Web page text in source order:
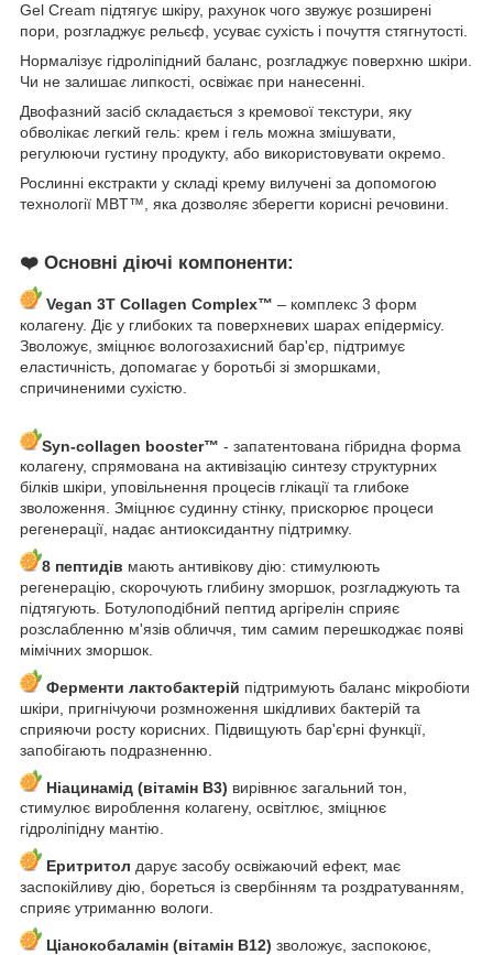
Gel Cream підтягує шкіру, рахунок чого звужує розширені
пори, розгладжує рельєф, усуває сухість і почуття стягнутості.
Нормалізує гідроліпідний баланс, розгладжує поверхню шкіри.
Чи не залишає липкості, освіжає при нанесенні.
Двофазний засіб складається з кремової текстури, яку
обволікає легкий гель: крем і гель можна змішувати,
регулюючи густину продукту, або використовувати окремо.
Рослинні екстракти у складі крему вилучені за допомогою
технології MBT™, яка дозволяє зберегти корисні речовини.
❤️ Основні діючі компоненти:
Vegan 3T Collagen Complex™ – комплекс 3 форм
колагену. Діє у глибоких та поверхневих шарах епідермісу.
Зволожує, зміцнює вологозахисний бар'єр, підтримує
еластичність, допомагає у боротьбі зі зморшками,
спричиненими сухістю.
Syn-collagen booster™ - запатентована гібридна форма
колагену, спрямована на активізацію синтезу структурних
білків шкіри, уповільнення процесів глікації та глибоке
зволоження. Зміцнює судинну стінку, прискорює процеси
регенерації, надає антиоксидантну підтримку.
8 пептидів мають антивікову дію: стимулюють
регенерацію, скорочують глибину зморшок, розгладжують та
підтягують. Ботулоподібний пептид аргірелін сприяє
розслабленню м'язів обличчя, тим самим перешкоджає появі
мімічних зморшок.
Ферменти лактобактерій підтримують баланс мікробіоти
шкіри, пригнічуючи розмноження шкідливих бактерій та
сприяючи росту корисних. Підвищують бар'єрні функції,
запобігають подразненню.
Ніацинамід (вітамін B3) вирівнює загальний тон,
стимулює вироблення колагену, освітлює, зміцнює
гідроліпідну мантію.
Еритритол дарує засобу освіжаючий ефект, має
заспокійливу дію, бореться із свербінням та роздратуванням,
сприяє утриманню вологи.
Ціанокобаламін (вітамін B12) зволожує, заспокоює,